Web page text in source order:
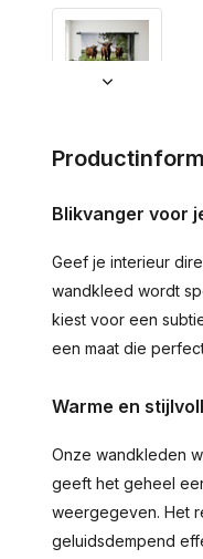
Blikvanger voor
Geef je interieur
wandkleed wordt
kiest voor een
een maat die
Warme en
Onze wandkleden
geeft het geheel
weergegeven. Het
geluidsdempend